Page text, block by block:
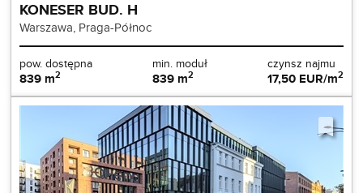
KONESER BUD. H
Warszawa, Praga-Północ
pow. dostępna
839 m2
min. moduł
839 m2
czynsz najmu
17,50 EUR/m2